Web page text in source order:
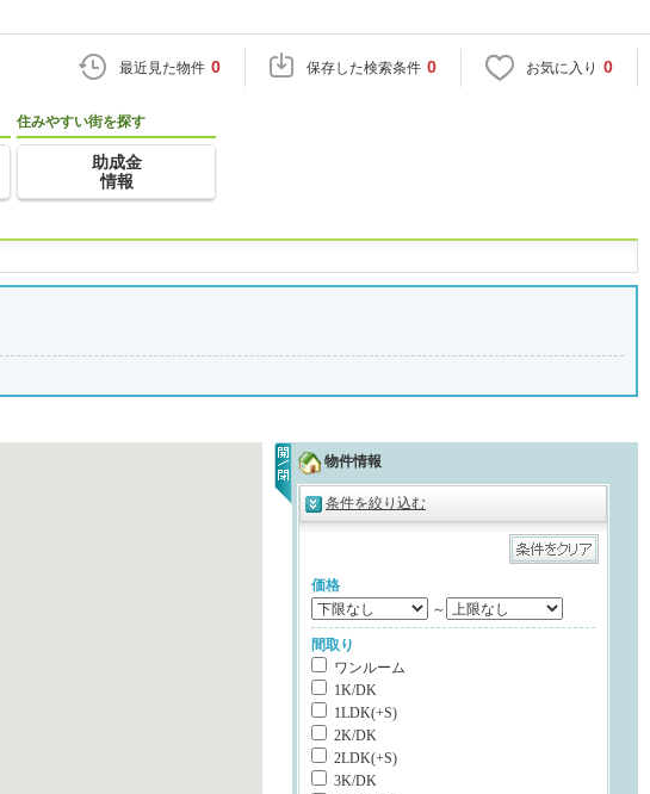
最近見た物件 0 保存した検索条件 0 お気に入り 0
住みやすい街を探す
助成金
情報
物件情報
条件を絞り込む
価格
～
間取り
ワンルーム
1K/DK
1LDK(+S)
2K/DK
2LDK(+S)
3K/DK